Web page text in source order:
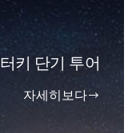
터키 단기 투어
자세히보다